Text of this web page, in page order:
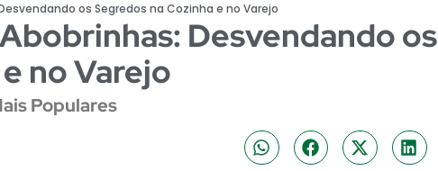
os Segredos na Cozinha e no Varejo
Desvendando os
no Varejo
Populares